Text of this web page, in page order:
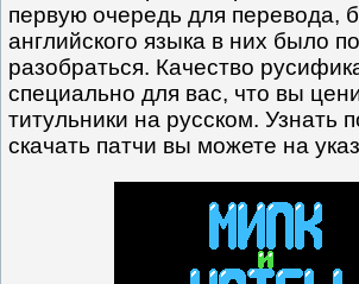
первую очередь для перевода,
английского языка в них было
разобраться. Качество
специально для вас, что вы
титульники на русском. Узнать
скачать патчи вы можете на